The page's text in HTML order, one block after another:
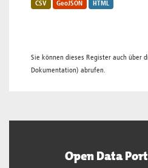
CSV GeoJSON HTML
Sie können dieses Register auch über
Dokumentation) abrufen.
Open Data